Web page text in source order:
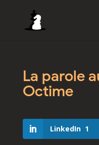
La parole
Octime
LinkedIn 1